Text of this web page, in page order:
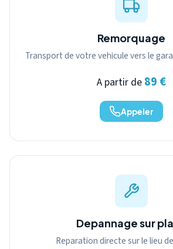
Remorquage
Transport de votre vehicule vers le
A partir de 89 €
Appeler
Depannage sur
Reparation directe sur le lieu